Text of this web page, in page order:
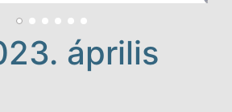
április